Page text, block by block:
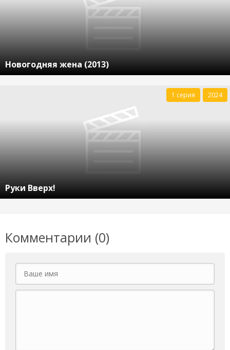
Новогодняя жена (2013)
Руки Вверх!
1 серия 2024
Комментарии (0)